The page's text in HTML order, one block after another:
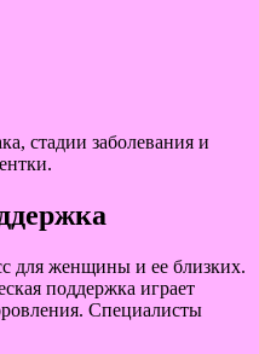
стадии заболевания и
для женщины и ее близких.
поддержка играет
Специалисты